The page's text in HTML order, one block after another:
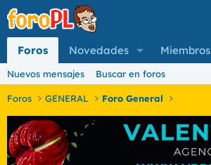
Foros Novedades Miembros
Nuevos mensajes Buscar en foros
Foros GENERAL Foro General